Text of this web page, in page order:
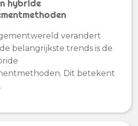
hybride
verandert
belangrijkste trends is de
Dit betekent